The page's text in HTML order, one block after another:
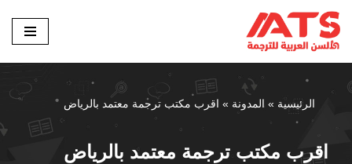
تخطى
إلى
المحتوى
الرئيسية » المدونة » اقرب مكتب ترجمة معتمد بالرياض
اقرب مكتب ترجمة معتمد بالرياض